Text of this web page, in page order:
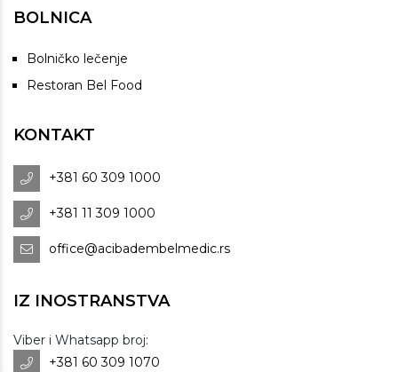
BOLNICA
Bolničko lečenje
Restoran Bel Food
KONTAKT
+381 60 309 1000
+381 11 309 1000
office@acibadembelmedic.rs
IZ INOSTRANSTVA
Viber i Whatsapp broj:
+381 60 309 1070